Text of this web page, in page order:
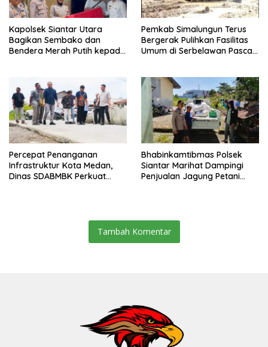
Kapolsek Siantar Utara
Bagikan Sembako dan
Bendera Merah Putih kepada
Pemkab Simalungun Terus
Bergerak Pulihkan Fasilitas
Umum di Serbelawan Pasca
Percepat Penanganan
Infrastruktur Kota Medan,
Dinas SDABMBK Perkuat
Bhabinkamtibmas Polsek
Siantar Marihat Dampingi
Penjualan Jagung Petani
Tambah Komentar